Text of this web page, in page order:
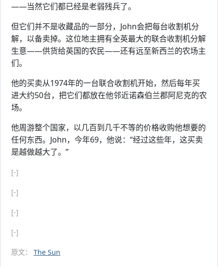
——当然它们都已经是老弱残兵了。
但它们并不是收藏品的一部分，John会把每台收割机分
解，以备卖掉。这位地主拥有全英最大的联合收割机分解
生意——供货给英国的农民——还有远至新西兰的农场主
们。
他的买卖从1974年的一台联合收割机开始，然后每年买
进大约50台，把它们都放在他邻近诺森伯兰郡阿尼克的农
场。
他周游整个国家，以几百到几千不等的价格收购他想要的
任何东西。John，今年69，他说：“经过这些年，这买卖
是越做越大了。”
[-]
[-]
[-]
[-]
原文： The Sun